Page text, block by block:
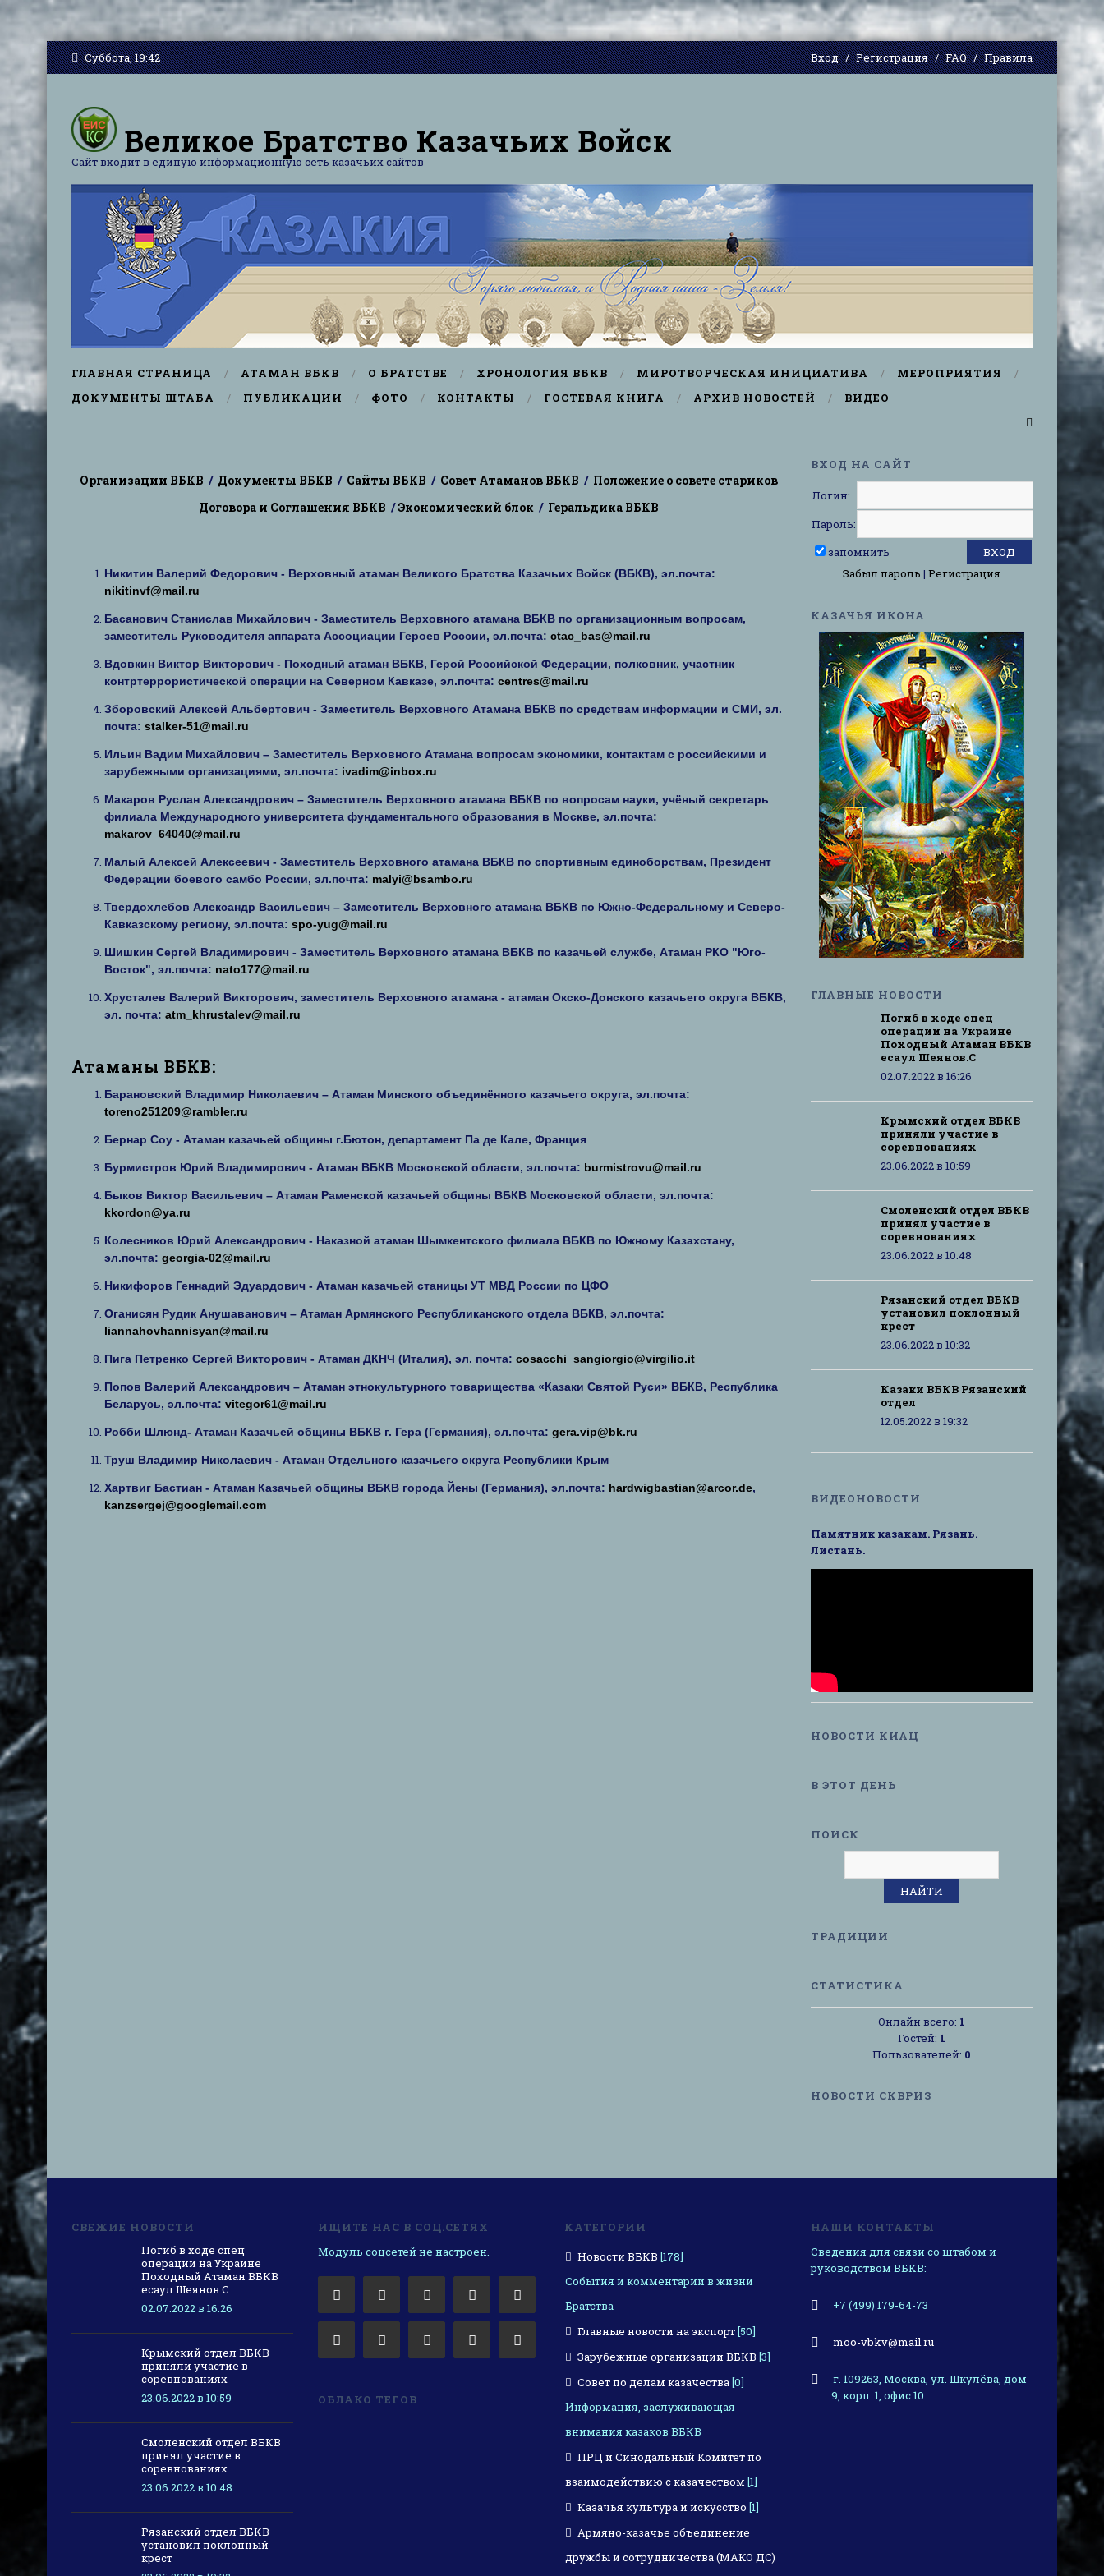
Суббота, 19:42 Вход Регистрация FAQ Правила
Великое Братство Казачьих Войск
Сайт входит в единую информационную сеть казачьих сайтов
ГЛАВНАЯ СТРАНИЦА АТАМАН ВБКВ О БРАТСТВЕ ХРОНОЛОГИЯ ВБКВ МИРОТВОРЧЕСКАЯ ИНИЦИАТИВА
МЕРОПРИЯТИЯ
ДОКУМЕНТЫ ШТАБА
ПУБЛИКАЦИИ ФОТО КОНТАКТЫ ГОСТЕВАЯ КНИГА АРХИВ НОВОСТЕЙ ВИДЕО
Организации ВБКВ / Документы ВБКВ / Сайты ВБКВ / Совет Атаманов ВБКВ / Положение о совете стариков
Договора и Соглашения ВБКВ /Экономический блок / Геральдика ВБКВ
Никитин Валерий Федорович - Верховный атаман Великого Братства Казачьих Войск (ВБКВ), эл.почта:
nikitinvf@mail.ru
Басанович Станислав Михайлович - Заместитель Верховного атамана ВБКВ по организационным вопросам,
заместитель Руководителя аппарата Ассоциации Героев России, эл.почта: ctac_bas@mail.ru
Вдовкин Виктор Викторович - Походный атаман ВБКВ, Герой Российской Федерации, полковник, участник
контртеррористической операции на Северном Кавказе, эл.почта: centres@mail.ru
Зборовский Алексей Альбертович - Заместитель Верховного Атамана ВБКВ по средствам информации и СМИ, эл.
почта: stalker-51@mail.ru
Ильин Вадим Михайлович – Заместитель Верховного Атамана вопросам экономики, контактам с российскими и
зарубежными организациями, эл.почта: ivadim@inbox.ru
Макаров Руслан Александрович – Заместитель Верховного атамана ВБКВ по вопросам науки, учёный секретарь
филиала Международного университета фундаментального образования в Москве, эл.почта:
makarov_64040@mail.ru
Малый Алексей Алексеевич - Заместитель Верховного атамана ВБКВ по спортивным единоборствам, Президент
Федерации боевого самбо России, эл.почта: malyi@bsambo.ru
Твердохлебов Александр Васильевич – Заместитель Верховного атамана ВБКВ по Южно-Федеральному и Северо-
Кавказскому региону, эл.почта: spo-yug@mail.ru
Шишкин Сергей Владимирович - Заместитель Верховного атамана ВБКВ по казачьей службе, Атаман РКО "Юго-
Восток", эл.почта: nato177@mail.ru
Хрусталев Валерий Викторович, заместитель Верховного атамана - атаман Окско-Донского казачьего округа ВБКВ,
эл. почта: atm_khrustalev@mail.ru
Атаманы ВБКВ:
Барановский Владимир Николаевич – Атаман Минского объединённого казачьего округа, эл.почта:
toreno251209@rambler.ru
Бернар Соу - Атаман казачьей общины г.Бютон, департамент Па де Кале, Франция
Бурмистров Юрий Владимирович - Атаман ВБКВ Московской области, эл.почта: burmistrovu@mail.ru
Быков Виктор Васильевич – Атаман Раменской казачьей общины ВБКВ Московской области, эл.почта:
kkordon@ya.ru
Колесников Юрий Александрович - Наказной атаман Шымкентского филиала ВБКВ по Южному Казахстану,
эл.почта: georgia-02@mail.ru
Никифоров Геннадий Эдуардович - Атаман казачьей станицы УТ МВД России по ЦФО
Оганисян Рудик Анушаванович – Атаман Армянского Республиканского отдела ВБКВ, эл.почта:
liannahovhannisyan@mail.ru
Пига Петренко Сергей Викторович - Атаман ДКНЧ (Италия), эл. почта: cosacchi_sangiorgio@virgilio.it
Попов Валерий Александрович – Атаман этнокультурного товарищества «Казаки Святой Руси» ВБКВ, Республика
Беларусь, эл.почта: vitegor61@mail.ru
Робби Шлюнд- Атаман Казачьей общины ВБКВ г. Гера (Германия), эл.почта: gera.vip@bk.ru
Труш Владимир Николаевич - Атаман Отдельного казачьего округа Республики Крым
Хартвиг Бастиан - Атаман Казачьей общины ВБКВ города Йены (Германия), эл.почта: hardwigbastian@arcor.de,
kanzsergej@googlemail.com
ВХОД НА САЙТ
Логин:
Пароль:
запомнить
Забыл пароль | Регистрация
КАЗАЧЬЯ ИКОНА
ГЛАВНЫЕ НОВОСТИ
Погиб в ходе спец
операции на Украине
Походный Атаман ВБКВ
есаул Шеянов.С
02.07.2022 в 16:26
Крымский отдел ВБКВ
приняли участие в
соревнованиях
23.06.2022 в 10:59
Смоленский отдел ВБКВ
принял участие в
соревнованиях
23.06.2022 в 10:48
Рязанский отдел ВБКВ
установил поклонный
крест
23.06.2022 в 10:32
Казаки ВБКВ Рязанский
отдел
12.05.2022 в 19:32
ВИДЕОНОВОСТИ
Памятник казакам. Рязань.
Листань.
НОВОСТИ КИАЦ
В ЭТОТ ДЕНЬ
ПОИСК
ТРАДИЦИИ
СТАТИСТИКА
Онлайн всего: 1
Гостей: 1
Пользователей: 0
НОВОСТИ СКВРИЗ
СВЕЖИЕ НОВОСТИ
Погиб в ходе спец
операции на Украине
Походный Атаман ВБКВ
есаул Шеянов.С
02.07.2022 в 16:26
Крымский отдел ВБКВ
приняли участие в
соревнованиях
23.06.2022 в 10:59
Смоленский отдел ВБКВ
принял участие в
соревнованиях
23.06.2022 в 10:48
Рязанский отдел ВБКВ
установил поклонный
крест
ИЩИТЕ НАС В СОЦ.СЕТЯХ
Модуль соцсетей не настроен.
ОБЛАКО ТЕГОВ
КАТЕГОРИИ
Новости ВБКВ [178]
События и комментарии в жизни
Братства
Главные новости на экспорт[50]
Зарубежные организации ВБКВ [3]
Совет по делам казачества [0]
Информация, заслуживающая
внимания казаков ВБКВ
ПРЦ и Синодальный Комитет по
взаимодействию с казачеством [1]
Казачья культура и искусство [1]
Армяно-казачье объединение
дружбы и сотрудничества (МАКО ДС)
НАШИ КОНТАКТЫ
Сведения для связи со штабом и
руководством ВБКВ:
+7 (499) 179-64-73
moo-vbkv@mail.ru
г. 109263, Москва, ул. Шкулёва, дом
9, корп. 1, офис 10